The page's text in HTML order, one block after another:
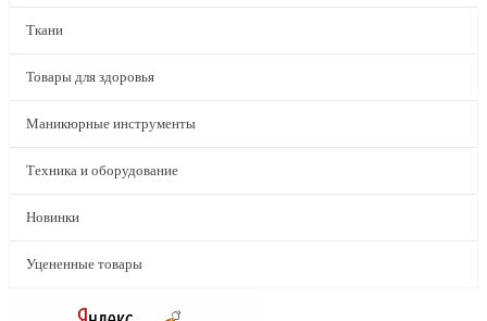
Ткани
Товары для здоровья
Маникюрные инструменты
Техника и оборудование
Новинки
Уцененные товары